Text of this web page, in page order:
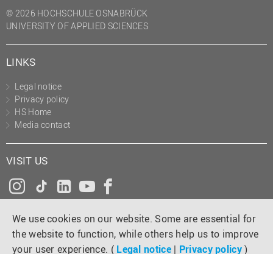
We use cookies on our website. Some are essential for
the website to function, while others help us to improve
your user experience. ( Legal notice | Privacy policy)
Prozessmanagement
Recht
Studium und Lehre
Transfer- und
Innovationsmanagement
© 2026 HOCHSCHULE OSNABRÜCK
UNIVERSITY OF APPLIED SCIENCES
LINKS
Legal notice
Privacy policy
HS Home
Media contact
VISIT US
Instagram
Tiktok
LinkedInYouTube